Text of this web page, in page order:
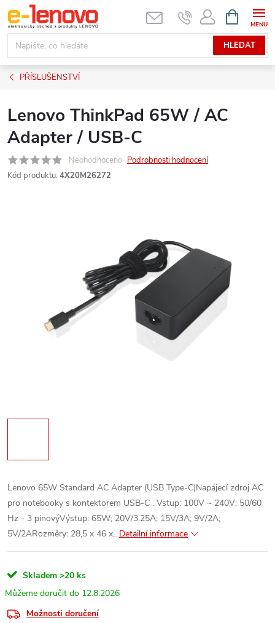
Přejít
na
obsah
HLEDAT
NÁKUPNÍ
KOŠÍK
PŘÍSLUŠENSTVÍ
Lenovo ThinkPad 65W / AC
Adapter / USB-C
Neohodnoceno Podrobnosti hodnocení
Kód produktu: 4X20M26272
Lenovo 65W Standard AC Adapter (USB Type-C)Napájecí zdroj AC
pro notebooky s kontektorem USB-C . Vstup: 100V ~ 240V; 50/60
Hz - 3 pinovýVýstup: 65W; 20V/3.25A; 15V/3A; 9V/2A;
5V/2ARozměry: 28,5 x 46 x.. Detailní informace
Skladem >20 ks
12.8.2026
Možnosti doručení